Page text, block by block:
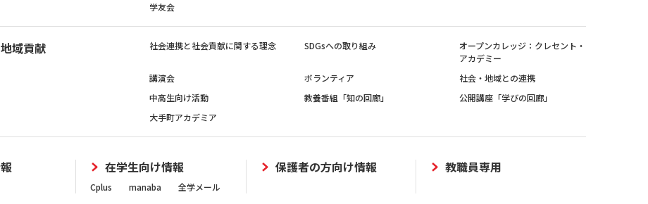
学友会
域貢献 社会連携と社会貢献に関する理念 SDGsへの取り組み
オープンカレッジ：クレセント・
アカデミー
講演会
ボランティア
社会・地域との連携
中高生向け活動
教養番組「知の回廊」
公開講座「学びの回廊」
大手町アカデミア
在学生向け情報
Cplus manaba 全学メール
保護者の方向け情報 教職員専用